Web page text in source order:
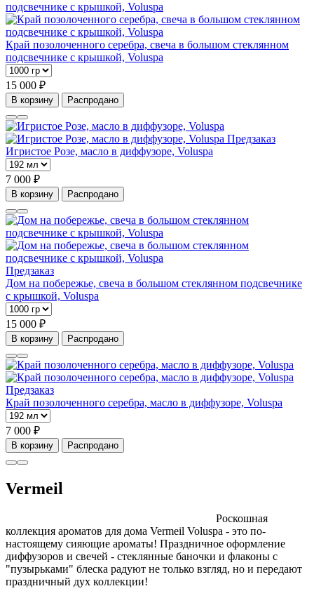
Край позолоченного серебра, свеча в большом стеклянном
подсвечнике с крышкой, Voluspa
15 000 ₽
В корзину Распродано
Предзаказ
Игристое Розе, масло в диффузоре, Voluspa
7 000 ₽
В корзину Распродано
Предзаказ
Дом на побережье, свеча в большом стеклянном подсвечнике
с крышкой, Voluspa
15 000 ₽
В корзину Распродано
Предзаказ
Край позолоченного серебра, масло в диффузоре, Voluspa
7 000 ₽
В корзину Распродано
Vermeil
Роскошная
коллекция ароматов для дома Vermeil Voluspa - это по-
настоящему сияющие ароматы! Праздничное оформление
диффузоров и свечей - стеклянные баночки и флаконы с
"пузырьками" блеска радуют не только взгляд, но и передают
праздничный дух коллекции!